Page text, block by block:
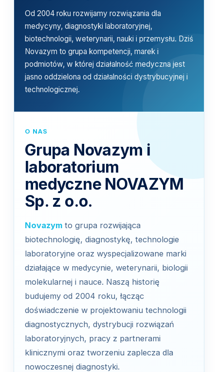
Od 2004 roku rozwijamy rozwiązania dla
medycyny, diagnostyki laboratoryjnej,
biotechnologii, weterynarii, nauki i przemysłu. Dziś
Novazym to grupa kompetencji, marek i
podmiotów, w której działalność medyczna jest
jasno oddzielona od działalności dystrybucyjnej i
technologicznej.
O NAS
Grupa Novazym i
laboratorium
medyczne NOVAZYM
Sp. z o.o.
Novazym to grupa rozwijająca
biotechnologię, diagnostykę, technologie
laboratoryjne oraz wyspecjalizowane marki
działające w medycynie, weterynarii, biologii
molekularnej i nauce. Naszą historię
budujemy od 2004 roku, łącząc
doświadczenie w projektowaniu technologii
diagnostycznych, dystrybucji rozwiązań
laboratoryjnych, pracy z partnerami
klinicznymi oraz tworzeniu zaplecza dla
nowoczesnej diagnostyki.